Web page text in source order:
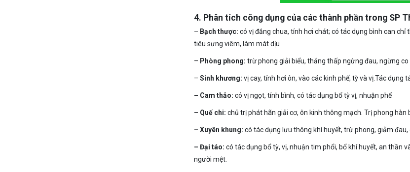
4. Phân tích công dụng của các thành phần trong SP
– Bạch thược: có vị đắng chua, tính hơi chát; có tác dụng bình can
tiêu sưng viêm, làm mát dịu
– Phòng phong: trừ phong giải biểu, thắng thấp ngừng đau, ngừng co
– Sinh khương: vị cay, tính hơi ôn, vào các kinh phế, tỳ và vị.Tác dụng
– Cam thảo: có vị ngọt, tính bình, có tác dụng bổ tỳ vị, nhuận phế
– Quế chi: chủ trị phát hãn giải cơ, ôn kinh thông mạch. Trị phong
– Xuyên khung: có tác dụng lưu thông khí huyết, trừ phong, giảm
– Đại táo: có tác dụng bổ tỳ, vị, nhuận tim phổi, bổ khí huyết, an thần
người mệt.